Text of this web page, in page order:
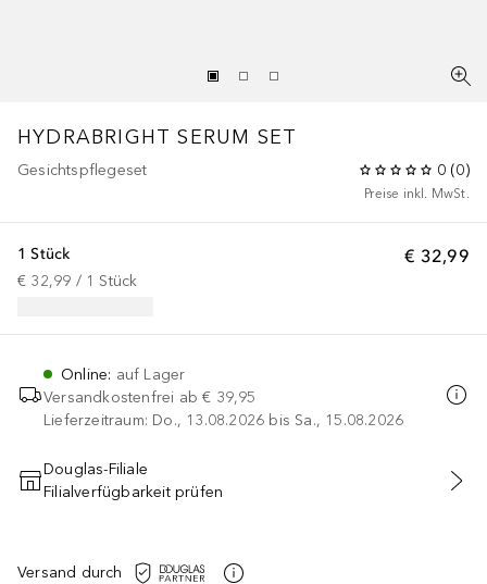
HYDRABRIGHT SERUM SET
Gesichtspflegeset 0 (0)
Preise inkl. MwSt.
€ 32,99
1 Stück
€ 32,99 / 1 Stück
Online: auf Lager
Versandkostenfrei ab € 39,95
Lieferzeitraum: Do., 13.08.2026 bis Sa., 15.08.2026
IN DEN WARENKORB
Douglas-Filiale
Filialverfügbarkeit prüfen
Versand durch